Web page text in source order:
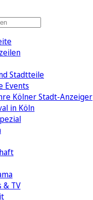
Stadtteile
Events
Kölner Stadt-Anzeiger
in Köln
& TV